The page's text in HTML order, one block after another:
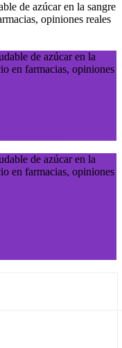
de azúcar en la sangre
opiniones reales